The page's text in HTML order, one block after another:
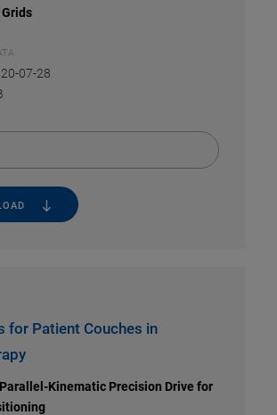
07-28
for Patient Couches in
Kinematic Precision Drive for